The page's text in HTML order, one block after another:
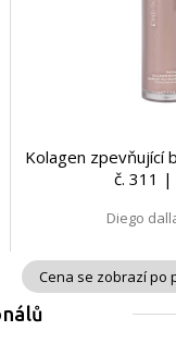
Kolagen zpevňující
č. 311 |
Diego
Cena se zobrazí po